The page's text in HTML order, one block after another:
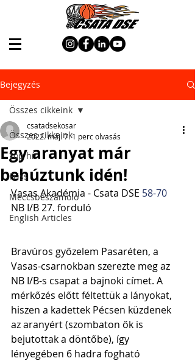
Bejegyzés
Összes cikkeink
Top hír
Friss
Meccsbeszámoló
English Articles
Összes cikkeink
Egy aranyat már
behúztunk idén!
csatadsekosar
2022. máj. 7.1 perc olvasás
Vasas Akadémia - Csata DSE 58-70
NB I/B 27. forduló
Bravúros győzelem Pasaréten, a
Vasas-csarnokban szerezte meg az
NB I/B-s csapat a bajnoki címet. A
mérkőzés előtt féltettük a lányokat,
hiszen a kadettek Pécsen küzdenek
az aranyért (szombaton ők is
bejutottak a döntőbe), így
lényegében 6 hadra fogható